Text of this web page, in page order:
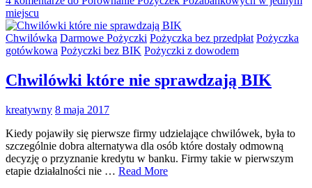
miejscu
Chwilówka Darmowe Pożyczki Pożyczka bez przedpłat Pożyczka
gotówkowa Pożyczki bez BIK Pożyczki z dowodem
Chwilówki które nie sprawdzają BIK
kreatywny 8 maja 2017
Kiedy pojawiły się pierwsze firmy udzielające chwilówek, była to
szczególnie dobra alternatywa dla osób które dostały odmowną
decyzję o przyznanie kredytu w banku. Firmy takie w pierwszym
etapie działalności nie … Read More